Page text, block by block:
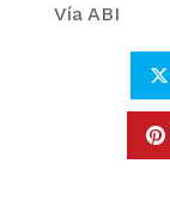
Vía ABI